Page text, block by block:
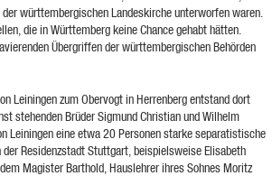
württembergischen Landeskirche unterworfen waren.
die in Württemberg keine Chance gehabt hätten.
Übergriffen der württembergischen Behörden
Leiningen zum Obervogt in Herrenberg entstand dort
stehenden Brüder Sigmund Christian und Wilhelm
Leiningen eine etwa 20 Personen starke separatistische
Residenzstadt Stuttgart, beispielsweise Elisabeth
Magister Barthold, Hauslehrer ihres Sohnes Moritz